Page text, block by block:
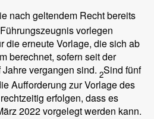
nach geltendem Recht bereits
vorlegen
die erneute Vorlage, die sich ab
berechnet, sofern seit der
vergangen sind. 2Sind fünf
Aufforderung zur Vorlage des
erfolgen, dass es
2022 vorgelegt werden kann.